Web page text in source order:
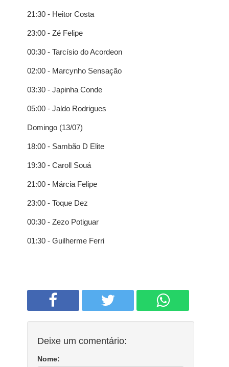
21:30 - Heitor Costa
23:00 - Zé Felipe
00:30 - Tarcísio do Acordeon
02:00 - Marcynho Sensação
03:30 - Japinha Conde
05:00 - Jaldo Rodrigues
Domingo (13/07)
18:00 - Sambão D Elite
19:30 - Caroll Souá
21:00 - Márcia Felipe
23:00 - Toque Dez
00:30 - Zezo Potiguar
01:30 - Guilherme Ferri
Deixe um comentário:
Nome: